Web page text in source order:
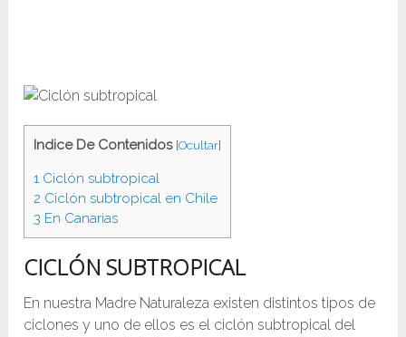
Indice De Contenidos [Ocultar]
1 Ciclón subtropical
2 Ciclón subtropical en Chile
3 En Canarias
CICLÓN SUBTROPICAL
En nuestra Madre Naturaleza existen distintos tipos de
ciclones y uno de ellos es el ciclón subtropical del